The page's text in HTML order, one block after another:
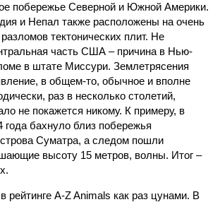
побережье Северной и Южной Америки.
и Непал также расположены на очень
тектонических плит. Не
часть США – причина в Нью-
в штате Миссури. Землетрясения
в общем-то, обычное и вполне
раз в несколько столетий,
не покажется никому. К примеру, в
года бахнуло близ побережья
Суматра, а следом пошли
высоту 15 метров, волны. Итог –
рейтинге A-Z Animals как раз цунами. В